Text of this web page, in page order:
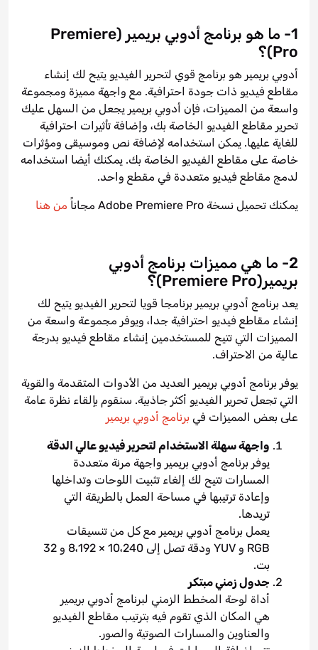
1- ما هو برنامج أدوبي بريمير (Premiere
Pro)؟
أدوبي بريمير هو برنامج قوي لتحرير الفيديو يتيح لك إنشاء
مقاطع فيديو ذات جودة احترافية. مع واجهة مميزة ومجموعة
واسعة من المميزات، فإن أدوبي بريمير يجعل من السهل عليك
تحرير مقاطع الفيديو الخاصة بك، وإضافة تأثيرات احترافية
للغاية عليها. يمكن استخدامه لإضافة نص وموسيقى ومؤثرات
خاصة على مقاطع الفيديو الخاصة بك. يمكنك أيضا استخدامه
لدمج مقاطع فيديو متعددة في مقطع واحد.
يمكنك تحميل نسخة Adobe Premiere Pro مجاناً من هنا
2- ما هي مميزات برنامج أدوبي
بريمير(Premiere Pro)؟
يعد برنامج أدوبي بريمير برنامجا قويا لتحرير الفيديو يتيح لك
إنشاء مقاطع فيديو احترافية جدا، ويوفر مجموعة واسعة من
المميزات التي تتيح للمستخدمين إنشاء مقاطع فيديو بدرجة
عالية من الاحتراف.
يوفر برنامج أدوبي بريمير العديد من الأدوات المتقدمة والقوية
التي تجعل تحرير الفيديو أكثر جاذبية. سنقوم بإلقاء نظرة عامة
على بعض المميزات في برنامج أدوبي بريمير
واجهة سهلة الاستخدام لتحرير فيديو عالي الدقة
يوفر برنامج أدوبي بريمير واجهة مرنة متعددة
المسارات تتيح لك إلغاء تثبيت اللوحات وتداخلها
وإعادة ترتيبها في مساحة العمل بالطريقة التي
تريدها.
يعمل برنامج أدوبي بريمير مع كل من تنسيقات
RGB و YUV ودقة تصل إلى 10،240 × 8،192 و 32
بت.
جدول زمني مبتكر
أداة لوحة المخطط الزمني لبرنامج أدوبي بريمير
هي المكان الذي تقوم فيه بترتيب مقاطع الفيديو
والعناوين والمسارات الصوتية والصور.